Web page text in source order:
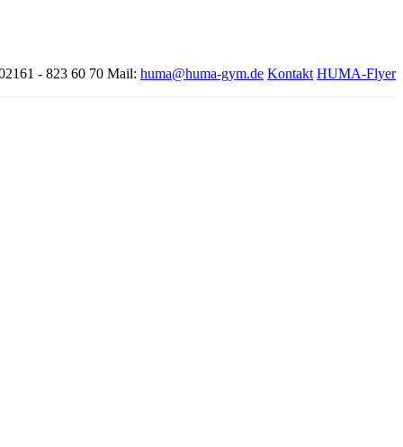
- 823 60 70 Mail: huma@huma-gym.de Kontakt HUMA-Flyer